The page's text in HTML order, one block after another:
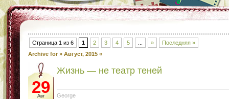
Страница 1 из 6 1 2 3 4 5 »
Последняя »
Archive for » Август, 2015 «
29
Авг
Жизнь — не театр теней
George